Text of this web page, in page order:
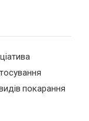
покарання